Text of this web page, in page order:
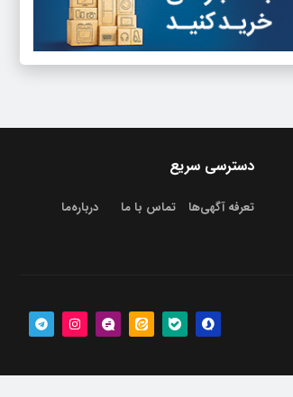
دسترسی سریع
تعرفه آگهی‌ها تماس با ما درباره‌‌ما